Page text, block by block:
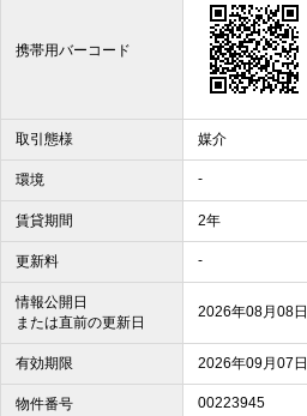
携帯用バーコード
取引態様 媒介
環境 -
賃貸期間 2年
更新料 -
情報公開日
または直前の更新日
2026年08月08日
有効期限 2026年09月07日
物件番号 00223945